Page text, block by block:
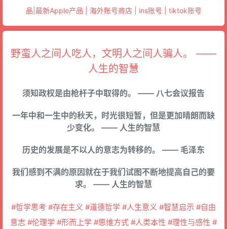
品|最新Apple产品 | 海外账号商店 | ins账号 | tiktok账号
野蛮人之间人吃人，文明人之间人骗人。 ——
人生的智慧
须知政权是由枪杆子中取得的。 —— 八七会议报告
一年中和一生中的秋天，时光很短暂，但是更加晴朗而缺
少变化。 —— 人生的智慧
历史的发展是不以人的意志为转移的。 —— 毛泽东
我们感到不满的原因就在于我们试图不断地提高自己的要
求。 —— 人生的智慧
#哲学思考 #存在主义 #道德哲学 #人生意义 #智慧启示 #自由
意志 #伦理学 #形而上学 #思维方式 #人类本性 #理性与感性 #